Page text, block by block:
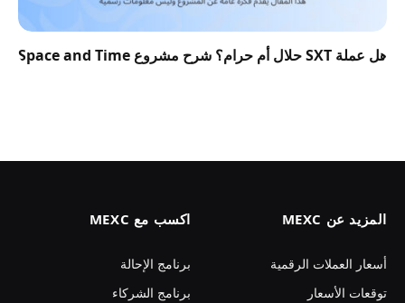
هل عملة SXT حلال أم حرام؟ شرح مشروع Space and Time
المزيد عن MEXC
أسعار العملات الرقمية
توقعات الأسعار
اكسب مع MEXC
برنامج الإحالة
برنامج الشركاء